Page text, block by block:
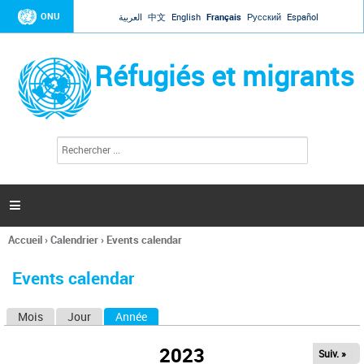
Jump to navigation
ONU العربية 中文 English Français Русский Español
Réfugiés et migrants
l
c
h
e

Vous
ici
Accueil›Calendrier› Events calendar
Events calendar
Mois Jour Année
2023 Suiv. »